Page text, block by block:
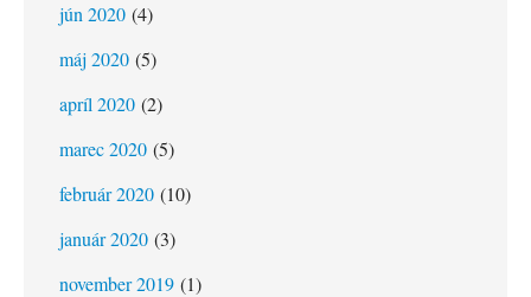
jún 2020 (4)
máj 2020 (5)
apríl 2020 (2)
marec 2020 (5)
február 2020 (10)
január 2020 (3)
november 2019 (1)